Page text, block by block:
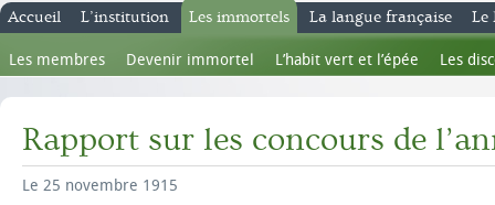
Accueil L’institution Les immortels
Les membres Devenir immortel L’habit vert et l’épée Les
La langue française Le
Rapport sur les concours de
Le 25 novembre 1915